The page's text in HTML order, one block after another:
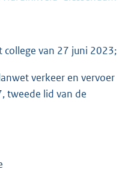
college van 27 juni 2023;
verkeer en vervoer
tweede lid van de